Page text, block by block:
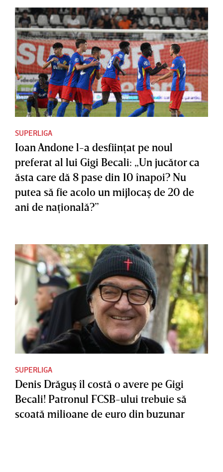
SUPERLIGA
Ioan Andone l-a desfiinţat pe noul
preferat al lui Gigi Becali: „Un jucător ca
ăsta care dă 8 pase din 10 înapoi? Nu
putea să fie acolo un mijlocaş de 20 de
ani de naţională?”
SUPERLIGA
Denis Drăguş îl costă o avere pe Gigi
Becali! Patronul FCSB-ului trebuie să
scoată milioane de euro din buzunar